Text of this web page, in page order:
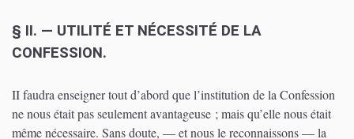
§ II. — UTILITÉ ET NÉCESSITÉ DE LA
CONFESSION.
II faudra enseigner tout d’abord que l’institution de la Confession
ne nous était pas seulement avantageuse ; mais qu’elle nous était
même nécessaire. Sans doute, — et nous le reconnaissons — la